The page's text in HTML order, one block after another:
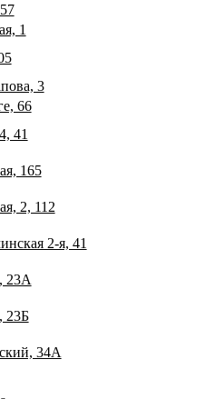
1
3
66
41
165
2, 112
2-я, 41
23А
23Б
34А